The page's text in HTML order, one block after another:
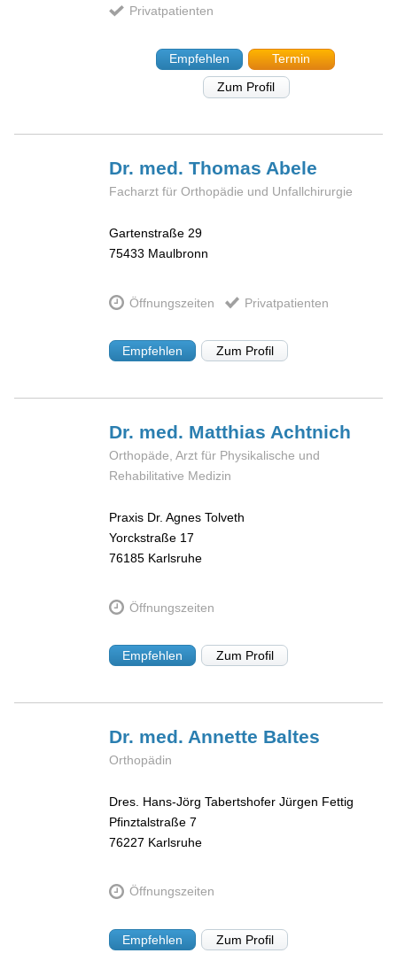
Privatpatienten
Empfehlen
Termin
Zum Profil
Dr. med. Thomas Abele
Facharzt für Orthopädie und Unfallchirurgie
Gartenstraße 29
75433 Maulbronn
Öffnungszeiten Privatpatienten
Empfehlen Zum Profil
Dr. med. Matthias Achtnich
Orthopäde, Arzt für Physikalische und
Rehabilitative Medizin
Praxis Dr. Agnes Tolveth
Yorckstraße 17
76185 Karlsruhe
Öffnungszeiten
Empfehlen Zum Profil
Dr. med. Annette Baltes
Orthopädin
Dres. Hans-Jörg Tabertshofer Jürgen Fettig
Pfinztalstraße 7
76227 Karlsruhe
Öffnungszeiten
Empfehlen Zum Profil